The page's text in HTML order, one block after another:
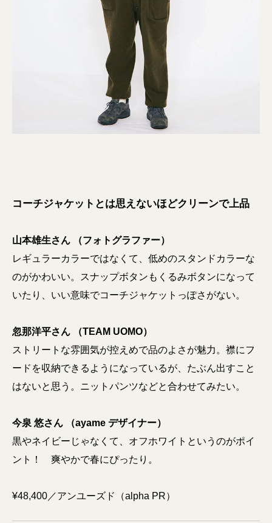
コーチジャケットとは思えないほどクリーンで上品
山本雄生さん （フォトグラファー）
レギュラーカラーではなくて、低めのスタンドカラーな
のがかわいい。スナップボタンもくるみボタンになって
いたり、いい意味でコーチジャケットっぽさがない。
忽那洋平さん （TEAM UOMO）
ストリートな雰囲気が控えめで品のよさが魅力。襟にフ
ードを収納できるようになっているが、たぶん出すこと
はないと思う。ニットパンツなどと合わせてみたい。
今泉 悠さん （ayame デザイナー）
黒やネイビーじゃなくて、オフホワイトというのがポイ
ント！ 爽やかで春にぴったり。
¥48,400／アンユーズド（alpha PR）